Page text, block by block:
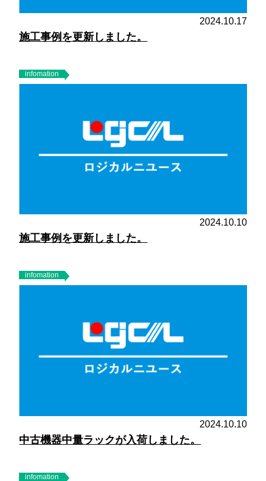
2024.10.17
施工事例を更新しました。
infomation
2024.10.10
施工事例を更新しました。
infomation
2024.10.10
中古機器中量ラックが入荷しました。
infomation